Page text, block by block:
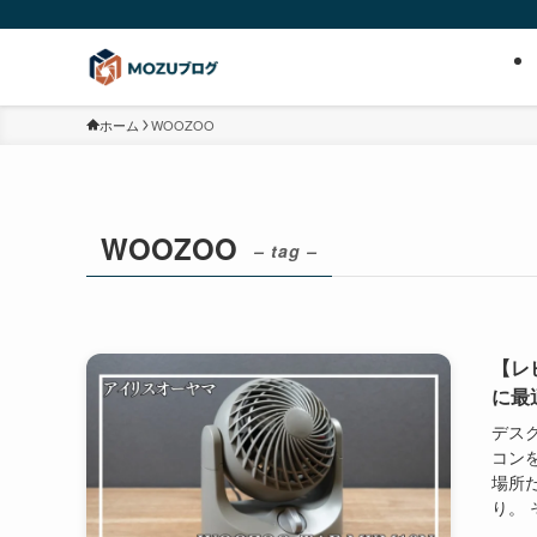
ホーム WOOZOO
WOOZOO – tag –
【
に最
デス
コン
場所
り。